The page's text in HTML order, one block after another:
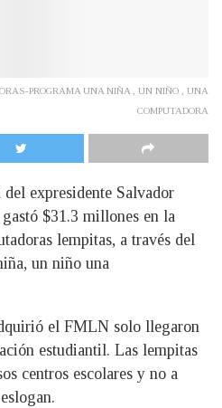
PROGRAMA UNA NIÑA , UN NIÑO , UNA
COMPUTADORA
expresidente Salvador
$31.3 millones en la
lempitas, a través del
un niño una
el FMLN solo llegaron
estudiantil. Las lempitas
centros escolares y no a